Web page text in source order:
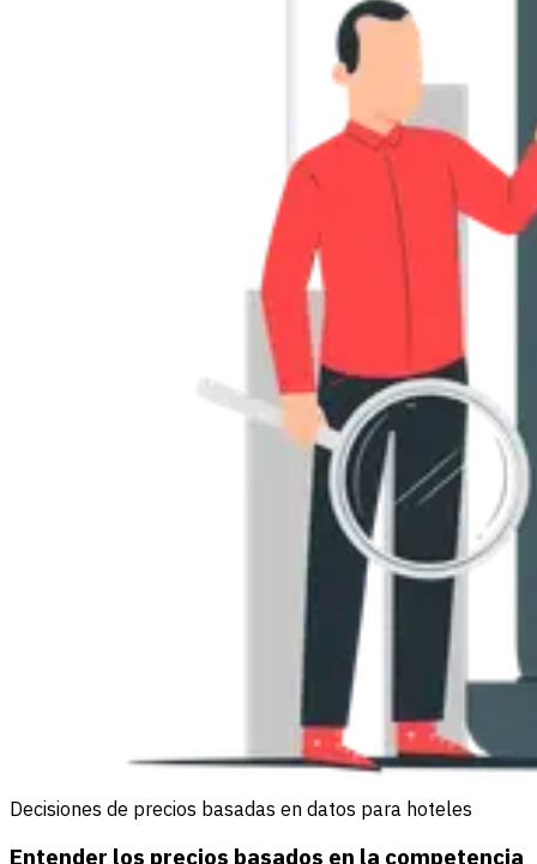
Decisiones de precios basadas en datos para hoteles
Entender los precios basados en la competencia